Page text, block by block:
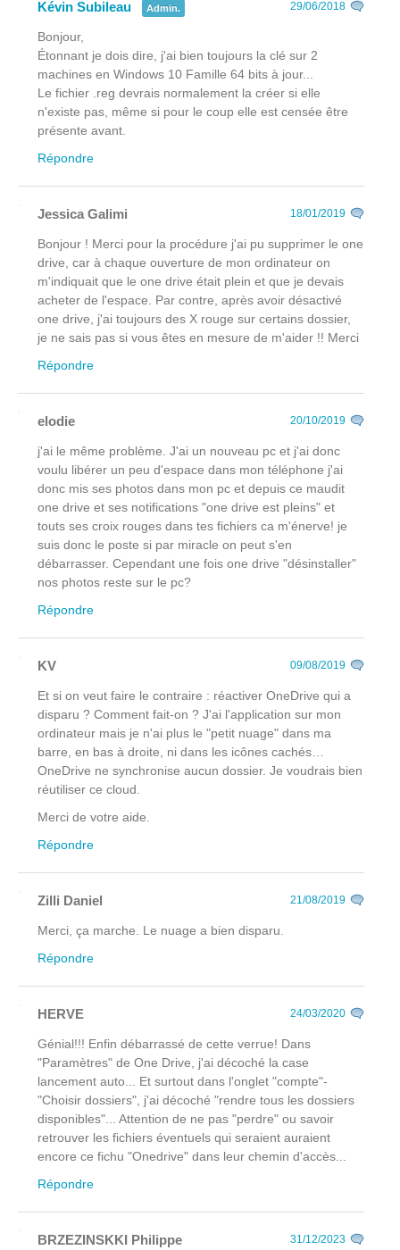
Kévin Subileau Admin. 29/06/2018
Bonjour,
Étonnant je dois dire, j'ai bien toujours la clé sur 2
machines en Windows 10 Famille 64 bits à jour...
Le fichier .reg devrais normalement la créer si elle
n'existe pas, même si pour le coup elle est censée être
présente avant.
Répondre
Jessica Galimi 18/01/2019
Bonjour ! Merci pour la procédure j'ai pu supprimer le one
drive, car à chaque ouverture de mon ordinateur on
m'indiquait que le one drive était plein et que je devais
acheter de l'espace. Par contre, après avoir désactivé
one drive, j'ai toujours des X rouge sur certains dossier,
je ne sais pas si vous êtes en mesure de m'aider !! Merci
Répondre
elodie 20/10/2019
j'ai le même problème. J'ai un nouveau pc et j'ai donc
voulu libérer un peu d'espace dans mon téléphone j'ai
donc mis ses photos dans mon pc et depuis ce maudit
one drive et ses notifications "one drive est pleins" et
touts ses croix rouges dans tes fichiers ca m'énerve! je
suis donc le poste si par miracle on peut s'en
débarrasser. Cependant une fois one drive "désinstaller"
nos photos reste sur le pc?
Répondre
KV 09/08/2019
Et si on veut faire le contraire : réactiver OneDrive qui a
disparu ? Comment fait-on ? J'ai l'application sur mon
ordinateur mais je n'ai plus le "petit nuage" dans ma
barre, en bas à droite, ni dans les icônes cachés…
OneDrive ne synchronise aucun dossier. Je voudrais bien
réutiliser ce cloud.
Merci de votre aide.
Répondre
Zilli Daniel 21/08/2019
Merci, ça marche. Le nuage a bien disparu.
Répondre
HERVE 24/03/2020
Génial!!! Enfin débarrassé de cette verrue! Dans
"Paramètres" de One Drive, j'ai décoché la case
lancement auto... Et surtout dans l'onglet "compte"-
"Choisir dossiers", j'ai décoché "rendre tous les dossiers
disponibles"... Attention de ne pas "perdre" ou savoir
retrouver les fichiers éventuels qui seraient auraient
encore ce fichu "Onedrive" dans leur chemin d'accès...
Répondre
BRZEZINSKKI Philippe 31/12/2023